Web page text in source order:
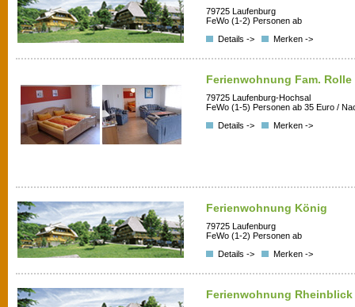
79725 Laufenburg
FeWo (1-2) Personen ab
Details ->
Merken ->
Ferienwohnung Fam. Rolle
79725 Laufenburg-Hochsal
FeWo (1-5) Personen ab 35 Euro /
Details ->
Merken ->
Ferienwohnung König
79725 Laufenburg
FeWo (1-2) Personen ab
Details ->
Merken ->
Ferienwohnung Rheinblick